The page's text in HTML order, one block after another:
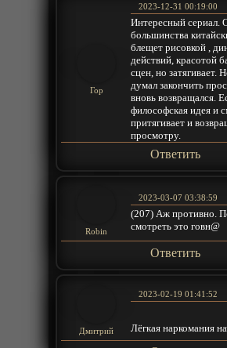
Гор
2023-12-31 00:19:00
Интересный сериал.
большинства
блещет рисовкой ,
действий, красотой
сцен, но затягивает.
думал закончить
вновь возвращался.
философская идея и
притягивает и
просмотру.
Ответить
Robin
2023-03-07 03:38:59
(207) Аж противно.
смотреть это говн@
Ответить
Дмитрий
2023-02-19 01:41:52
Лёгкая наркомания